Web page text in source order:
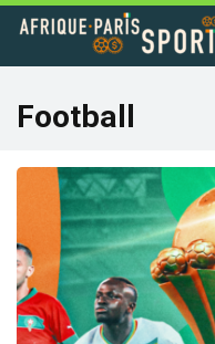
Football